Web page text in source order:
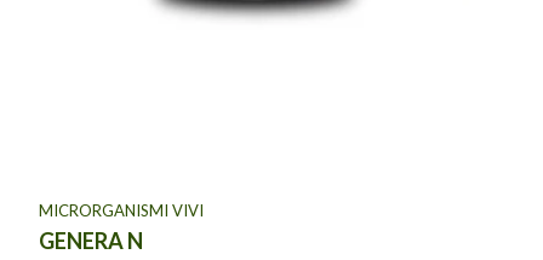
MICRORGANISMI VIVI
GENERA N